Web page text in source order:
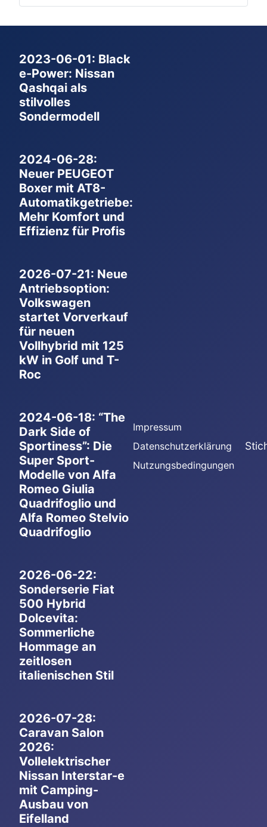
2023-06-01: Black
e-Power: Nissan
Qashqai als
stilvolles
Sondermodell
2024-06-28:
Neuer PEUGEOT
Boxer mit AT8-
Automatikgetriebe:
Mehr Komfort und
Effizienz für Profis
2026-07-21: Neue
Antriebsoption:
Volkswagen
startet Vorverkauf
für neuen
Vollhybrid mit 125
kW in Golf und T-
Roc
2024-06-18: “The
Dark Side of
Sportiness”: Die
Super Sport-
Modelle von Alfa
Romeo Giulia
Quadrifoglio und
Alfa Romeo Stelvio
Quadrifoglio
2026-06-22:
Sonderserie Fiat
500 Hybrid
Dolcevita:
Sommerliche
Hommage an
zeitlosen
italienischen Stil
2026-07-28:
Caravan Salon
2026:
Vollelektrischer
Nissan Interstar-e
mit Camping-
Ausbau von
Eifelland
Impressum
Datenschutzerklärung
Nutzungsbedingungen